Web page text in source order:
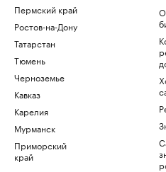
Пермский край
Ростов-на-Дону
Татарстан
Тюмень
Черноземье
Кавказ
Карелия
Мурманск
Приморский
край